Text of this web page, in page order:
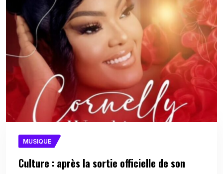
MUSIQUE
Culture : après la sortie officielle de son